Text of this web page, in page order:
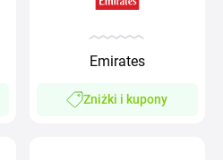
Emirates
Zniżki i kupony